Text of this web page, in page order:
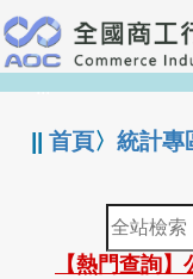
跳
到
主
要
:::
||首頁〉統計專
全
站
檢
【熱門查詢